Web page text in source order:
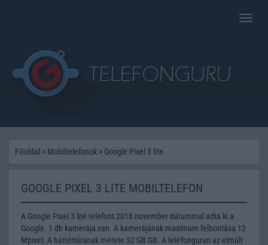
Toggle
Főoldal > Mobiltelefonok > Google Pixel 3 lite
GOOGLE PIXEL 3 LITE MOBILTELEFON
A Google Pixel 3 lite telefont 2018 november dátummal adta ki a
Google. 1 db kamerája van. A kamerájának maximum felbontása 12
Mpixel. A háttértárának mérete 32 GB GB. A telefongurun az elmúlt